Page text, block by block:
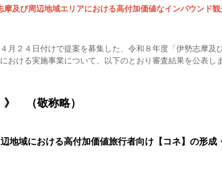
摩及び周辺地域エリアにおける高付加価値なインバウンド観
月２４日付けで提案を募集した、令和８年度「伊勢志摩及
おける実施事業について、以下のとおり審査結果を公表し
》 （敬称略）
地域における高付加価値旅行者向け【コネ】の形成